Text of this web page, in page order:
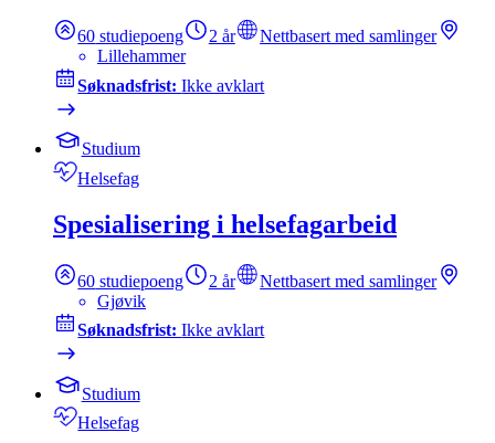
60 studiepoeng 2 år
Nettbasert med samlinger
Lillehammer
Søknadsfrist:Ikke avklart
Studium
Helsefag
Spesialisering i helsefagarbeid
60 studiepoeng 2 år
Nettbasert med samlinger
Gjøvik
Søknadsfrist:Ikke avklart
Studium
Helsefag